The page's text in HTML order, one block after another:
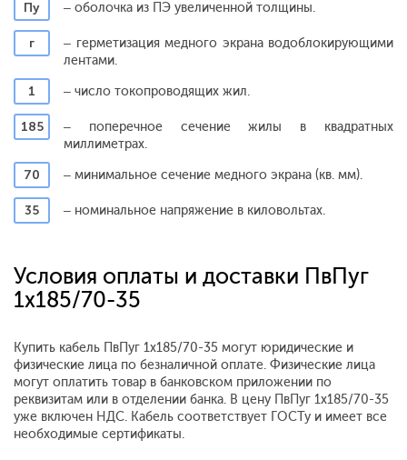
Пу – оболочка из ПЭ увеличенной толщины.
г
– герметизация медного экрана водоблокирующими
лентами.
1
– число токопроводящих жил.
185
– поперечное сечение жилы в квадратных
миллиметрах.
70
– минимальное сечение медного экрана (кв. мм).
35 – номинальное напряжение в киловольтах.
Условия оплаты и доставки ПвПуг
1x185/70-35
Купить кабель ПвПуг 1x185/70-35 могут юридические и
физические лица по безналичной оплате. Физические лица
могут оплатить товар в банковском приложении по
реквизитам или в отделении банка. В цену ПвПуг 1x185/70-35
уже включен НДС. Кабель соответствует ГОСТу и имеет все
необходимые сертификаты.